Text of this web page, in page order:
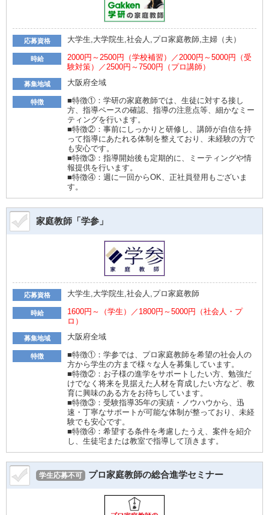
応募資格 大学生,大学院生,社会人,プロ家庭教師,主婦（夫）
時給
2000円～2500円（学校補習）／2000円～5000円（受
験対策）／2500円～7500円（プロ講師）
募集地域 大阪府全域
特徴
■特徴①：学研の家庭教師では、生徒に対する接し
方、指導ペースの確認、指導の注意点等、細かなミー
ティングを行います。
■特徴②：事前にしっかりと研修し、講師が自信を持
って指導にあたれる体制を整えており、未経験の方で
も安心です。
■特徴③：指導開始後も定期的に、ミーティングや情
報提供を行います。
■特徴④：週に一回からOK、正社員登用もございま
す。
家庭教師「学参」
応募資格 大学生,大学院生,社会人,プロ家庭教師
時給
1600円～（学生）／1800円～5000円（社会人・プ
ロ）
募集地域 大阪府全域
特徴
■特徴①：学参では、プロ家庭教師を希望の社会人の
方から学生の方まで様々な人を募集しています。
■特徴②：お子様の進学をサポートしたい方、勉強だ
けでなく将来を見据えた人材を育成したい方など、教
育に興味のある方をお待ちしています。
■特徴③：受験指導35年の実績・ノウハウから、迅
速・丁寧なサポートが可能な体制が整っており、未経
験でも安心です。
■特徴④：希望する条件を考慮したうえ、案件を紹介
し、生徒宅または教室で指導して頂きます。
学生応募不可 プロ家庭教師の総合進学セミナー